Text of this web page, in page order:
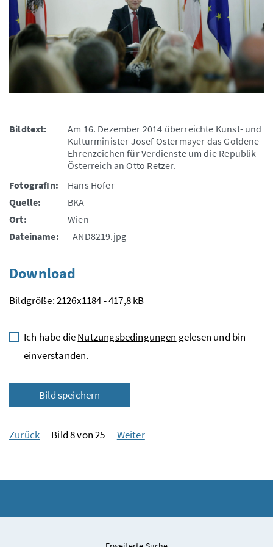
Bildtext:
Am 16. Dezember 2014 überreichte Kunst- und
Kulturminister Josef Ostermayer das Goldene
Ehrenzeichen für Verdienste um die Republik
Österreich an Otto Retzer.
FotografIn:
Hans Hofer
Quelle:
BKA
Ort:
Wien
Dateiname:
_AND8219.jpg
Download
Bildgröße: 2126x1184 - 417,8 kB
Ich habe dieNutzungsbedingungen gelesen und bin
einverstanden.
Bild speichern
Zurück Bild 8 von 25 Weiter